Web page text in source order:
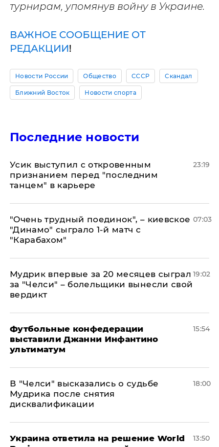
турнирам, упомянув войну в Украине.
ВАЖНОЕ СООБЩЕНИЕ ОТ
РЕДАКЦИИ!
Новости России Общество СССР Скандал
Ближний Восток Новости спорта
Последние новости
Усик выступил с откровенным
признанием перед "последним
танцем" в карьере
23:19
"Очень трудный поединок", – киевское
"Динамо" сыграло 1-й матч с
"Карабахом"
07:03
Мудрик впервые за 20 месяцев сыграл
за "Челси" – болельщики вынесли свой
вердикт
19:02
Футбольные конфедерации
выставили Джанни Инфантино
ультиматум
15:54
В "Челси" высказались о судьбе
Мудрика после снятия
дисквалификации
18:00
Украина ответила на решение World
13:50